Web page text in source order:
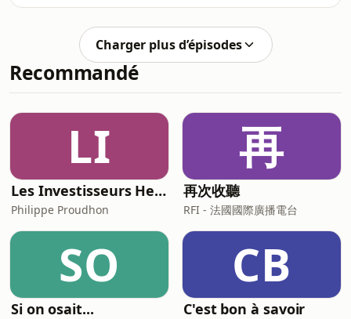
ans.🎧 Idéale pour le soir, les retours
au calme ou juste pour ouvrir la
soi-même, l’amour des petits
moments simples et ce qui compte
vraiment dans le cœur. ✨Abonnez
vous et si le ❤️ vous en dit … et laissez
beaucoup de force...Suivez nous et
envoyez nous des mots doux sur
Charger plus d’épisodes
Recommandé
LI
Les Investisseurs Heureux : le podcast sans langue de bois
Philippe Proudhon
再
再次收聽
RFI - 法國國際廣播電台
SO
Si on osait...
CB
C'est bon à savoir